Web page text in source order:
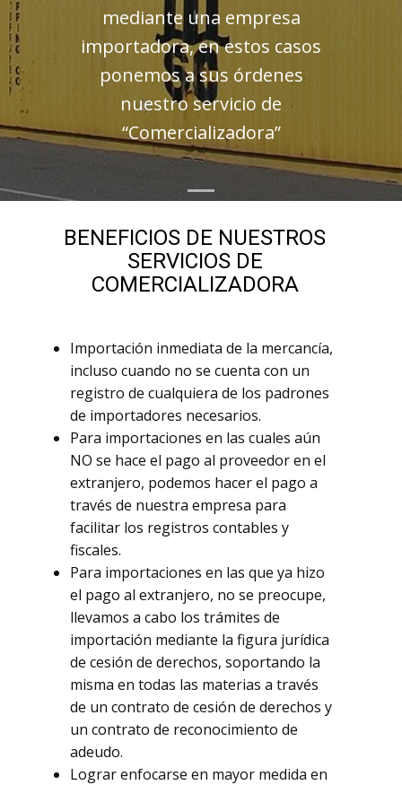
mediante una empresa
importadora, en estos casos
ponemos a sus órdenes
nuestro servicio de
“Comercializadora”
BENEFICIOS DE NUESTROS
SERVICIOS DE
COMERCIALIZADORA
Importación inmediata de la mercancía,
incluso cuando no se cuenta con un
registro de cualquiera de los padrones
de importadores necesarios.
Para importaciones en las cuales aún
NO se hace el pago al proveedor en el
extranjero, podemos hacer el pago a
través de nuestra empresa para
facilitar los registros contables y
fiscales.
Para importaciones en las que ya hizo
el pago al extranjero, no se preocupe,
llevamos a cabo los trámites de
importación mediante la figura jurídica
de cesión de derechos, soportando la
misma en todas las materias a través
de un contrato de cesión de derechos y
un contrato de reconocimiento de
adeudo.
Lograr enfocarse en mayor medida en